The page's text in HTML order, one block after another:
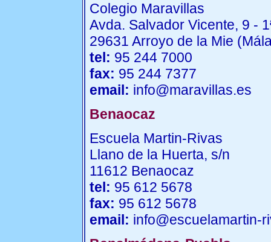
Colegio Maravillas
Avda. Salvador Vicente, 9 -
29631 Arroyo de la Mie
tel: 95 244 7000
fax: 95 244 7377
email: info@maravillas.es
Benaocaz
Escuela Martin-Rivas
Llano de la Huerta, s/n
11612 Benaocaz
tel: 95 612 5678
fax: 95 612 5678
email: info@escuelamartin-